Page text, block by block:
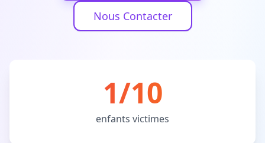
Nous Contacter
1/10
enfants victimes